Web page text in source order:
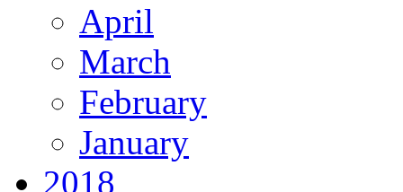
April
March
February
January
2018